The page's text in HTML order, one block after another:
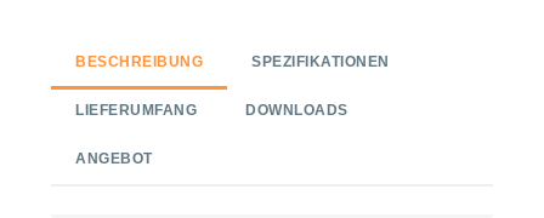
BESCHREIBUNG SPEZIFIKATIONEN
LIEFERUMFANG DOWNLOADS
ANGEBOT